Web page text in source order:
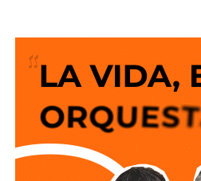
en el tramo que comprende entre
Josefa Ortiz de Domínguez en
fortaleciendo el funcionamiento
zona.
Cabe destacar que, esta
de las aguas residuales